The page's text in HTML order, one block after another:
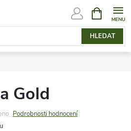
HLEDAT
NÁKUPNÍ
KOŠÍK
Gold
Podrobnosti hodnocení